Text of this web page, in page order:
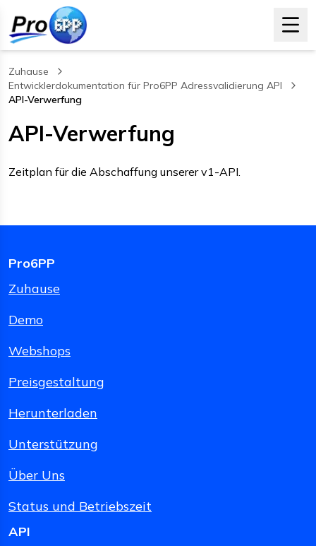
Zuhause
Entwicklerdokumentation für Pro6PP Adressvalidierung API
API-Verwerfung
, current page
API-Verwerfung
Zeitplan für die Abschaffung unserer v1-API.
Pro6PP
Zuhause
Demo
Webshops
Preisgestaltung
Herunterladen
Unterstützung
Über Uns
Status und Betriebszeit
API